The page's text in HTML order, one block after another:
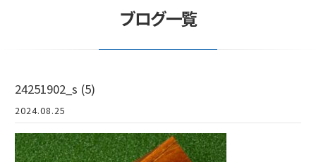
ブログ一覧
24251902_s (5)
2024.08.25